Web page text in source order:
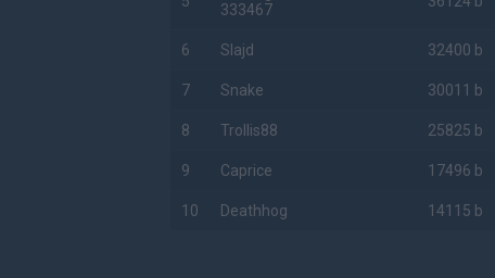
333467
6 Slajd 32400 b
7 Snake 30011 b
8 Trollis88 25825 b
9 Caprice 17496 b
10 Deathhog 14115 b